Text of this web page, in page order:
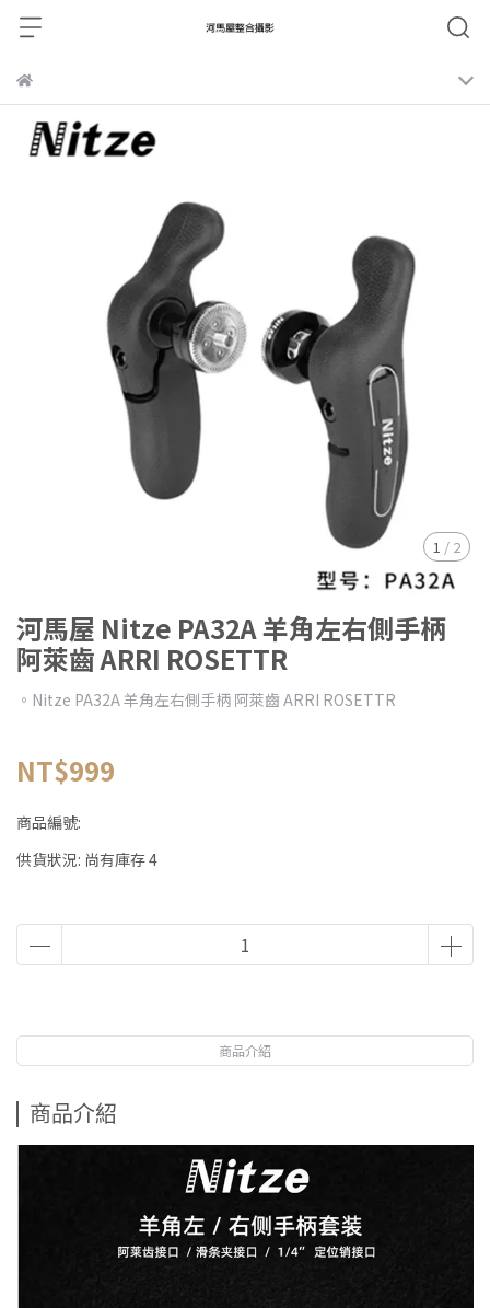
1 / 2
河馬屋 Nitze PA32A 羊角左右側手柄
阿萊齒 ARRI ROSETTR
。Nitze PA32A 羊角左右側手柄 阿萊齒 ARRI ROSETTR
NT$999
商品編號:
供貨狀況: 尚有庫存 4
商品介紹
商品介紹